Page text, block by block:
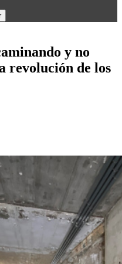
y no
revolución de los